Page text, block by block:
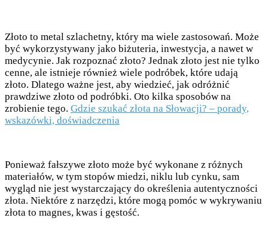
Złoto to metal szlachetny, który ma wiele zastosowań. Może
być wykorzystywany jako biżuteria, inwestycja, a nawet w
medycynie. Jak rozpoznać złoto? Jednak złoto jest nie tylko
cenne, ale istnieje również wiele podróbek, które udają
złoto. Dlatego ważne jest, aby wiedzieć, jak odróżnić
prawdziwe złoto od podróbki. Oto kilka sposobów na
zrobienie tego. Gdzie szukać złota na Słowacji? – porady,
wskazówki, doświadczenia
Ponieważ fałszywe złoto może być wykonane z różnych
materiałów, w tym stopów miedzi, niklu lub cynku, sam
wygląd nie jest wystarczający do określenia autentyczności
złota. Niektóre z narzędzi, które mogą pomóc w wykrywaniu
złota to magnes, kwas i gęstość.